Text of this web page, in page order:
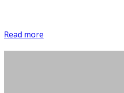
Read more